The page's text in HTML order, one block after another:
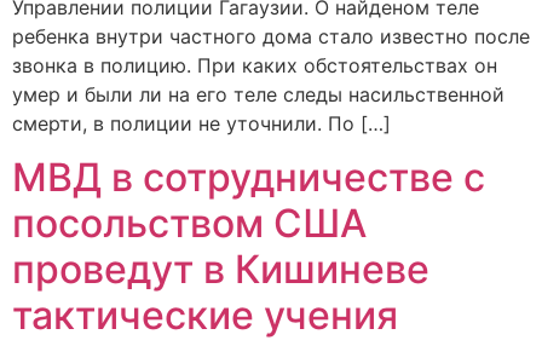
Управлении полиции Гагаузии. О найденом теле
ребенка внутри частного дома стало известно после
звонка в полицию. При каких обстоятельствах он
умер и были ли на его теле следы насильственной
смерти, в полиции не уточнили. По […]
МВД в сотрудничестве с
посольством США
проведут в Кишиневе
тактические учения